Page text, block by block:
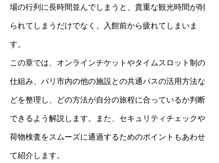
場の行列に長時間並んでしまうと、貴重な観光時間が削
られてしまうだけでなく、入館前から疲れてしまいま
す。
この章では、オンラインチケットやタイムスロット制の
仕組み、パリ市内の他の施設との共通パスの活用方法な
どを整理し、どの方法が自分の旅程に合っているか判断
できるよう解説します。また、セキュリティチェックや
荷物検査をスムーズに通過するためのポイントもあわせ
て紹介します。